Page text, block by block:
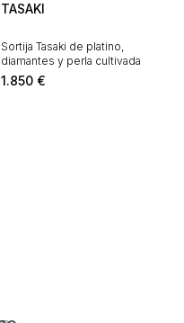
TASAKI
Sortija Tasaki de platino,
diamantes y perla cultivada
1.850 €